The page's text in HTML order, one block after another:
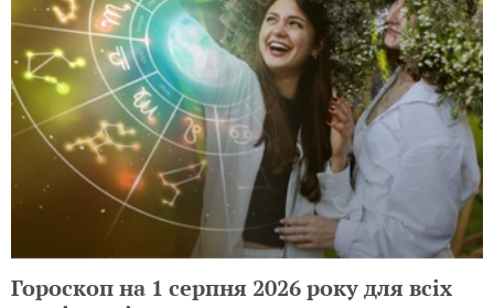
Гороскоп на 1 серпня 2026 року для всіх